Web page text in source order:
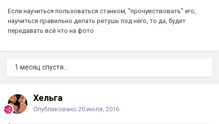
Если научиться пользоваться станком, "прочувствовать" его,
научиться правильно делать ретушь под него, то да, будет
передавать всё что на фото
1 месяц спустя...
Хельга
Опубликовано 20 июля, 2016